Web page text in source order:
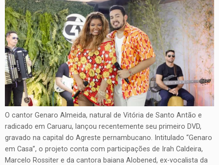
O cantor Genaro Almeida, natural de Vitória de Santo Antão e
radicado em Caruaru, lançou recentemente seu primeiro DVD,
gravado na capital do Agreste pernambucano. Intitulado “Genaro
em Casa”, o projeto conta com participações de Irah Caldeira,
Marcelo Rossiter e da cantora baiana Alobened, ex-vocalista da